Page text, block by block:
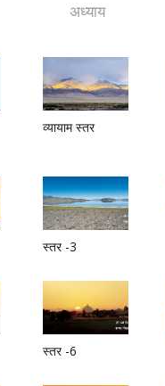
अध्याय
व्यायाम स्तर
स्तर -3
स्तर -6